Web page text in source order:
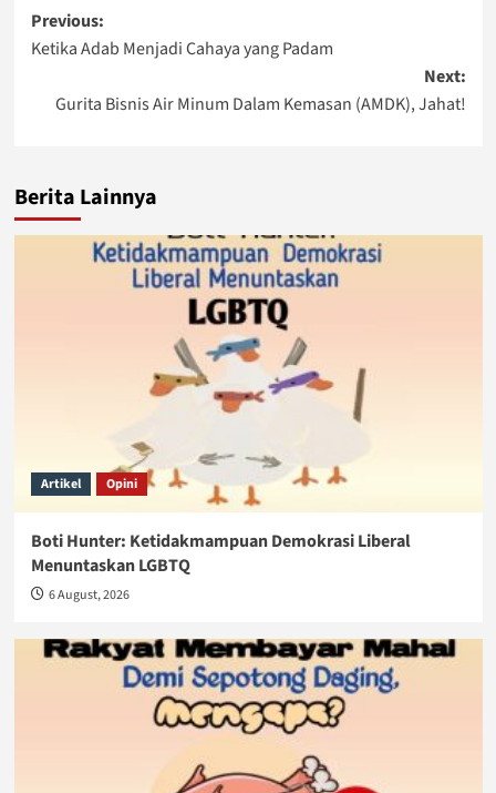
Post
navigation
Previous:
Ketika Adab Menjadi Cahaya yang Padam
Next:
Gurita Bisnis Air Minum Dalam Kemasan (AMDK), Jahat!
Berita Lainnya
Artikel Opini
Boti Hunter: Ketidakmampuan Demokrasi Liberal
Menuntaskan LGBTQ
6 August, 2026